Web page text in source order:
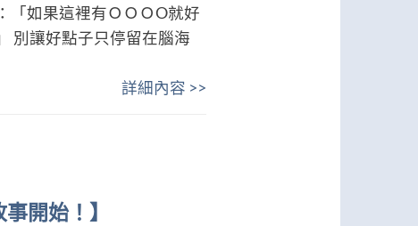
「如果這裡有ＯＯＯO就好
別讓好點子只停留在腦海
詳細內容 >>
開始！】